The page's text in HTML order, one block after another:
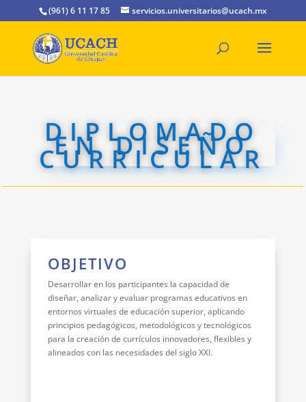
(961) 6 11 17 85 servicios.universitarios@ucach.mx
DIPLOMADO
EN DISEÑO
CURRICULAR
OBJETIVO
Desarrollar en los participantes la capacidad de
diseñar, analizar y evaluar programas educativos en
entornos virtuales de educación superior, aplicando
principios pedagógicos, metodológicos y tecnológicos
para la creación de currículos innovadores, flexibles y
alineados con las necesidades del siglo XXI.